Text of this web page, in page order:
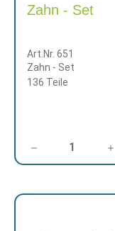
Zahn - Set
Art.Nr. 651
Zahn - Set
136 Teile